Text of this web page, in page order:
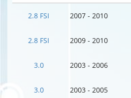
2.8 FSI 2007 - 2010
2.8 FSI 2009 - 2010
3.0 2003 - 2006
3.0 2003 - 2005